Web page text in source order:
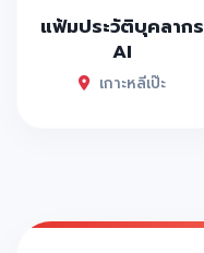
แฟ้มประวัติบุคลากร
AI
เกาะหลีเป๊ะ